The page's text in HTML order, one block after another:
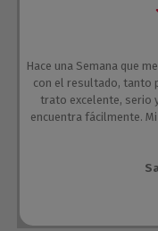
Hace una Semana que
con el resultado, tanto
trato excelente, serio
encuentra fácilmente.